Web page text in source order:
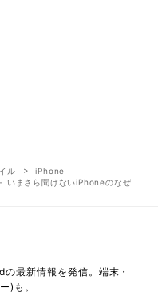
ル
iPhone
いまさら聞けないiPhoneのなぜ
最新情報を発信。端末・
)も。